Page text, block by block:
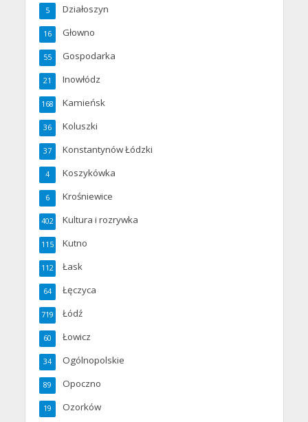
Działoszyn
5
Głowno
16
Gospodarka
55
Inowłódz
21
Kamieńsk
168
Koluszki
36
Konstantynów Łódzki
37
Koszykówka
4
Krośniewice
6
Kultura i rozrywka
402
Kutno
115
Łask
112
Łęczyca
64
Łódź
719
Łowicz
60
Ogólnopolskie
34
Opoczno
89
Ozorków
19